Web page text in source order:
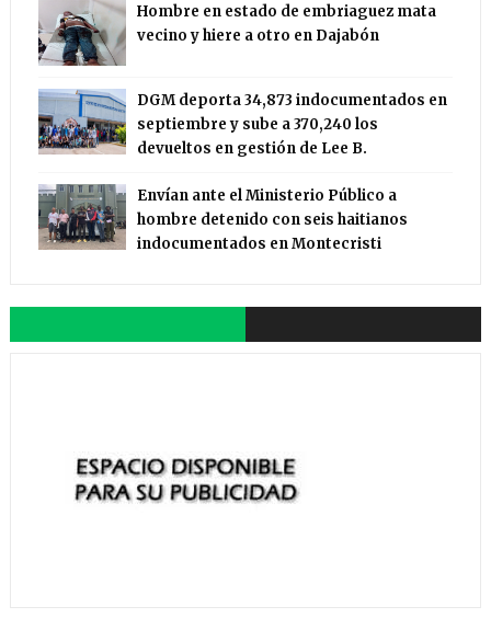
Hombre en estado de embriaguez mata
vecino y hiere a otro en Dajabón
DGM deporta 34,873 indocumentados en
septiembre y sube a 370,240 los
devueltos en gestión de Lee B.
Envían ante el Ministerio Público a
hombre detenido con seis haitianos
indocumentados en Montecristi